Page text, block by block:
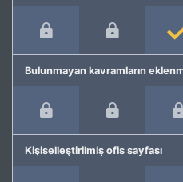
Bulunmayan kavramların
Kişiselleştirilmiş ofis sayfası